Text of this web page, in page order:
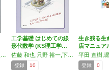
工学基礎 はじめての線
形代数学 (KS理工学…
登録 10
生き残る生
店マニュア
登録 0